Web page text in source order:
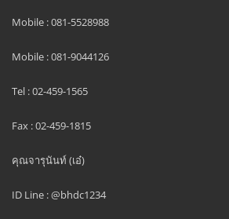
Mobile : 081-5528988
Mobile : 081-9044126
Tel : 02-459-1565
Fax : 02-459-1815
คุณจารุนันท์ (เอ๋)
ID Line : @bhdc1234